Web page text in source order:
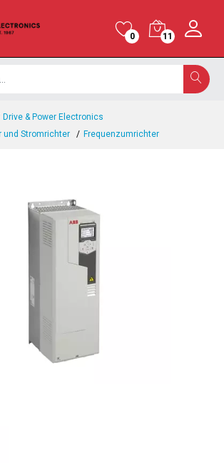
0 11
Drive & Power Electronics
und Stromrichter
Frequenzumrichter